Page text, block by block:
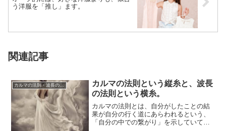
う洋服を「推し」ます。
関連記事
カルマの法則・波長の法則
カルマの法則という縦糸と、波長
の法則という横糸。
カルマの法則とは、自分がしたことの結
果が自分の行く道にあらわれるという、
「自分の中での繋がり」を示していて、